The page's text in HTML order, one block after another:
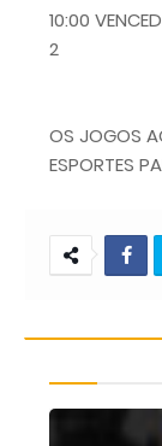
10:00
2
OS JOGOS
ESPORTES